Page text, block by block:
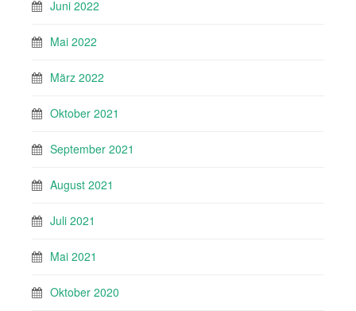
Juni 2022
Mai 2022
März 2022
Oktober 2021
September 2021
August 2021
Juli 2021
Mai 2021
Oktober 2020